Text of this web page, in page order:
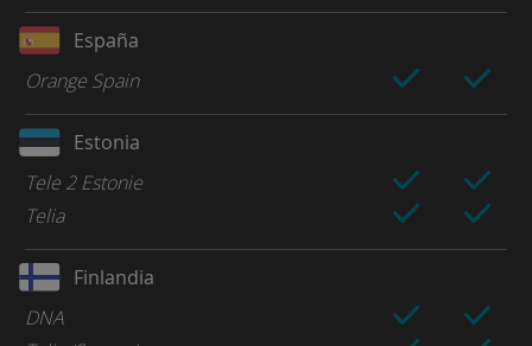
España
Orange Spain
Estonia
Tele 2 Estonie
Telia
Finlandia
DNA